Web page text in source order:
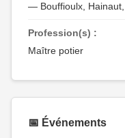
— Bouffioulx,
Profession(s) :
Maître potier
📅 Événements